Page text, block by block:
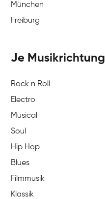
München
Freiburg
Je Musikrichtung
Rock n Roll
Electro
Musical
Soul
Hip Hop
Blues
Filmmusik
Klassik